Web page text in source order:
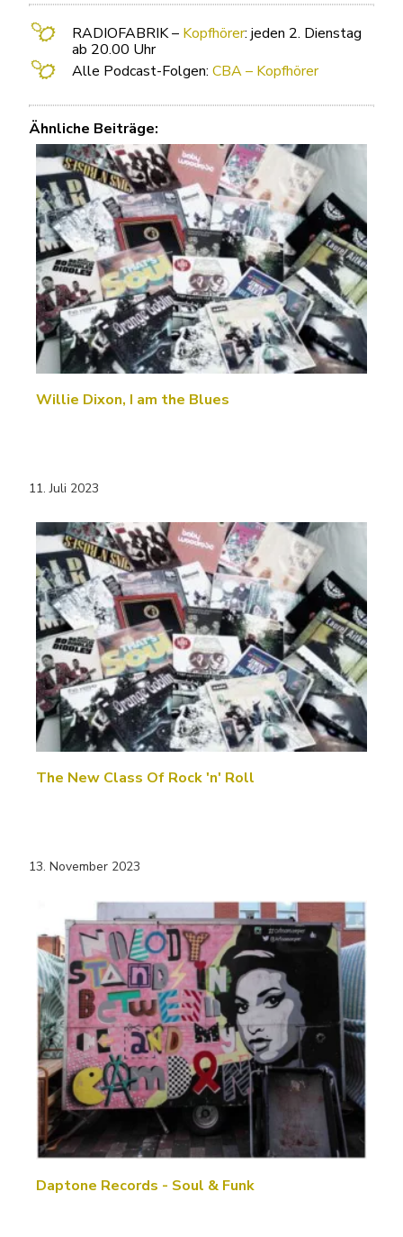
RADIOFABRIK – Kopfhörer: jeden 2. Dienstag
ab 20.00 Uhr
Alle Podcast-Folgen: CBA – Kopfhörer
Ähnliche Beiträge:
Willie Dixon, I am the Blues
11. Juli 2023
The New Class Of Rock 'n' Roll
13. November 2023
Daptone Records - Soul & Funk